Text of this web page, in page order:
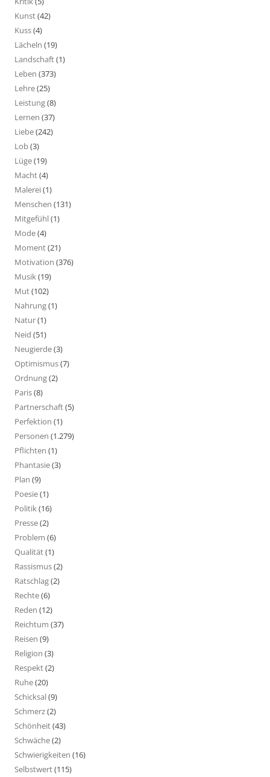
Kunst(42)
Kuss(4)
Lächeln (19)
Landschaft(1)
Leben (373)
Lehre(25)
Leistung(8)
Lernen (37)
Liebe(242)
Lob(3)
Lüge(19)
Macht(4)
Malerei(1)
Menschen (131)
Mitgefühl(1)
Mode(4)
Moment(21)
Motivation (376)
Musik(19)
Mut(102)
Nahrung(1)
Natur(1)
Neid (51)
Neugierde(3)
Optimismus(7)
Ordnung(2)
Paris(8)
Partnerschaft(5)
Perfektion (1)
Personen (1.279)
Pflichten (1)
Phantasie(3)
Plan (9)
Poesie(1)
Politik(16)
Presse(2)
Problem (6)
Qualität(1)
Rassismus(2)
Ratschlag(2)
Rechte(6)
Reden (12)
Reichtum (37)
Reisen (9)
Religion (3)
Respekt(2)
Ruhe(20)
Schicksal(9)
Schmerz(2)
Schönheit(43)
Schwäche(2)
Schwierigkeiten (16)
Selbstwert(115)